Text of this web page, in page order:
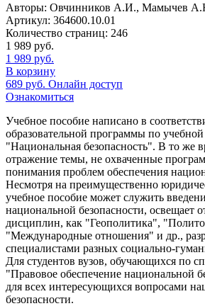
Авторы: Овчинников А.И., Мамычев
Артикул: 364600.10.01
Количество страниц: 246
1 989 руб.
1 989 руб.
В корзину
689 руб. Онлайн доступ
Ознакомиться
Учебное пособие написано в
образовательной программы по
"Национальная безопасность". В то же
отражение темы, не охваченные
понимания проблем обеспечения
Несмотря на преимущественно
учебное пособие может служить
национальной безопасности, освещает
дисциплин, как "Геополитика",
"Международные отношения" и др.,
специалистами разных социально-
Для студентов вузов, обучающихся по
"Правовое обеспечение национальной
для всех интересующихся вопросами
безопасности.